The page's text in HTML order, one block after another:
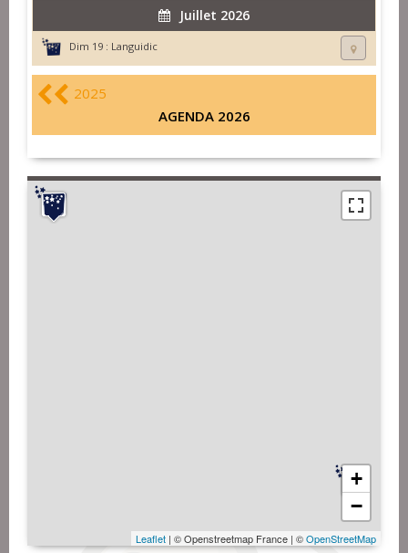
Juillet 2026
Dim 19 : Languidic
2025
AGENDA 2026
+
−
Leaflet | © Openstreetmap France | ©OpenStreetMap